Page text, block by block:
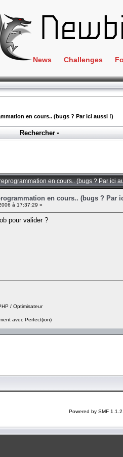
News Challenges
Crackme
ClientSide
Forensics
Wargame
en cours.. (bugs ? Par ici aussi !)
Rechercher
en cours.. (bugs ? Par ici
en cours.. (bugs ? Par
à 17:37:29 »
pour valider ?
/ Optimisateur
avec Perfect(ion)
Powered by SMF